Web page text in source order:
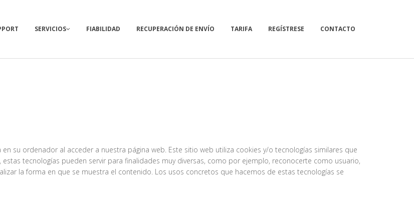
SERVICIOS FIABILIDAD RECUPERACIÓN DE ENVÍO TARIFA REGÍSTRESE CONTACTO
su ordenador al acceder a nuestra página web. Este sitio web utiliza cookies y/o tecnologías similares que
tecnologías pueden servir para finalidades muy diversas, como por ejemplo, reconocerte como usuario,
la forma en que se muestra el contenido. Los usos concretos que hacemos de estas tecnologías se